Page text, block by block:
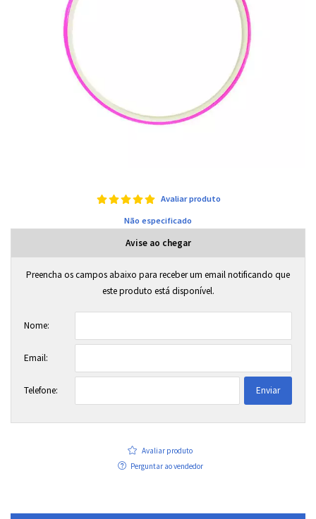
Avaliar produto
Não especificado
Avise ao chegar
Preencha os campos abaixo para receber um email notificando que
este produto está disponível.
Nome:
Email:
Telefone: Enviar
Avaliar produto
Perguntar ao vendedor